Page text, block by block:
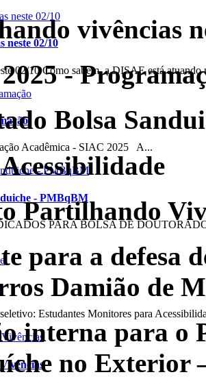
neste 02/10
02/10 Como sabem, a DISAE está atuando
Acadêmica - SIAC 2025 A...
- PMBqBM
PARA BOLSA DE
Estudantes Monitores para
vivências
-
Bolsa
Partilhando
para a defesa
Damião de
interna para o
no Exterior